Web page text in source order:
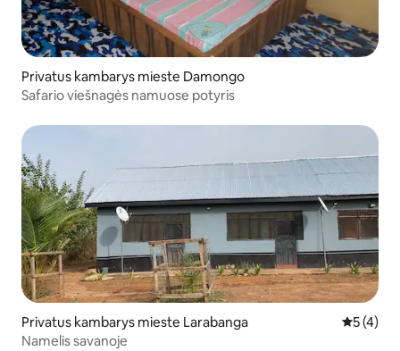
Privatus kambarys mieste Damongo
Safario viešnagės namuose potyris
Privatus kambarys mieste Larabanga Vidutinis
5 (4)
Namelis savanoje